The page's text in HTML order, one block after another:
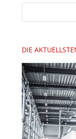
DIE